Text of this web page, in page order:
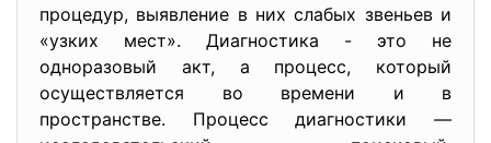
процедур, выявление в них слабых звеньев и
«узких мест». Диагностика - это не
одноразовый акт, а процесс, который
осуществляется во времени и в
пространстве. Процесс диагностики —